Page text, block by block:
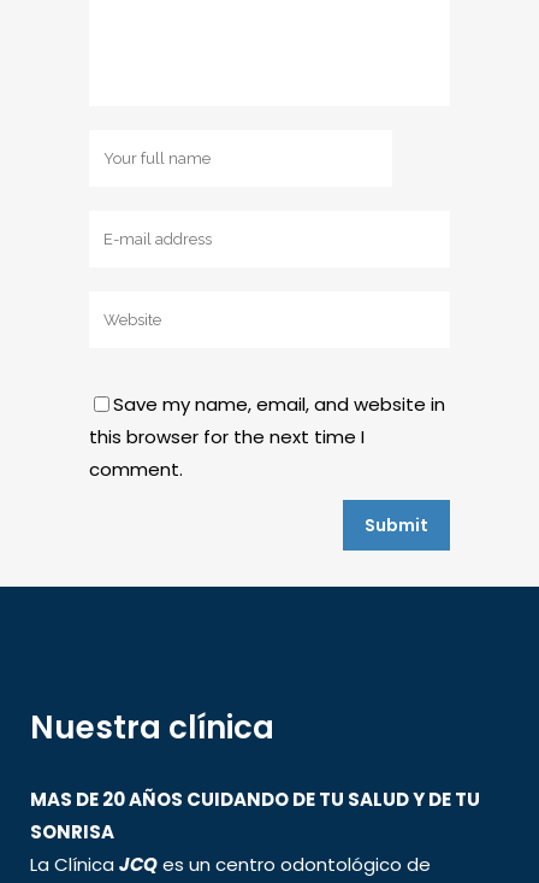
Save my name, email, and website in
this browser for the next time I
comment.
Nuestra clínica
MAS DE 20 AÑOS CUIDANDO DE TU SALUD Y DE TU
SONRISA
La Clínica JCQes un centro odontológico de